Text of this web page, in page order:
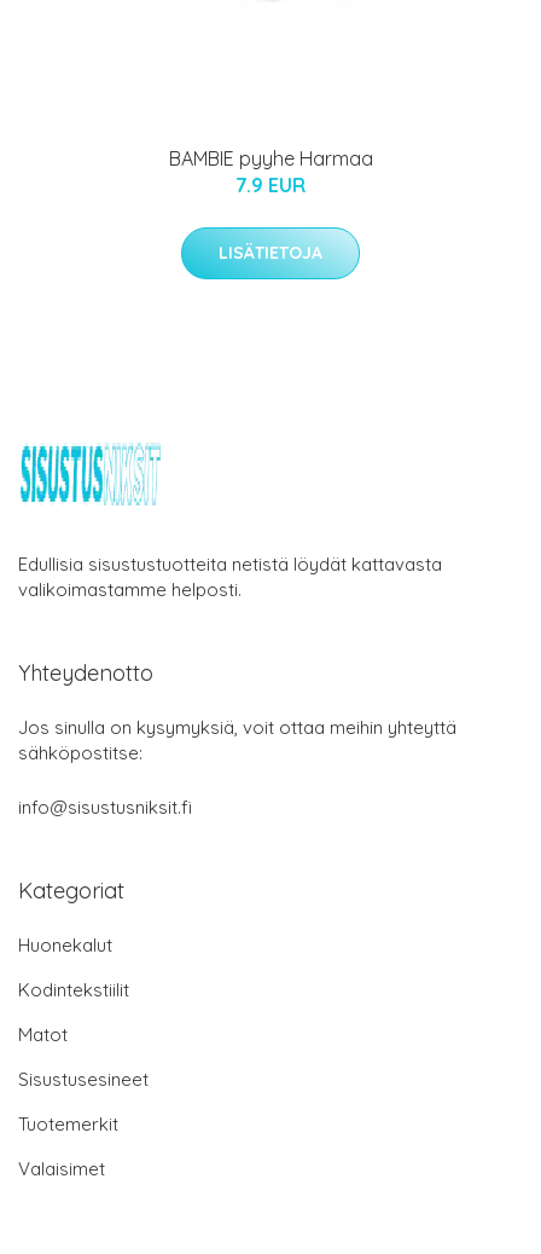
BAMBIE pyyhe Harmaa
7.9 EUR
LISÄTIETOJA
Edullisia sisustustuotteita netistä löydät kattavasta
valikoimastamme helposti.
Yhteydenotto
Jos sinulla on kysymyksiä, voit ottaa meihin yhteyttä
sähköpostitse:
info@sisustusniksit.fi
Kategoriat
Huonekalut
Kodintekstiilit
Matot
Sisustusesineet
Tuotemerkit
Valaisimet